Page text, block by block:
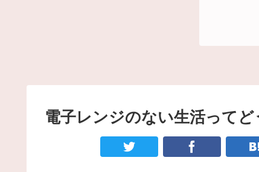
電子レンジのない生活って